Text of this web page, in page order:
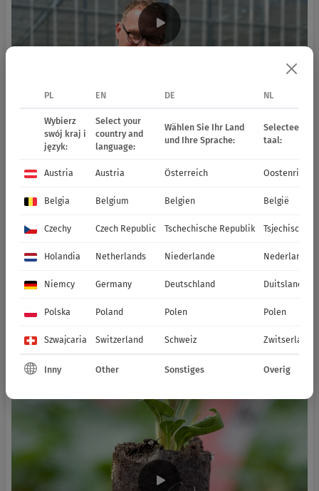
PL EN DE NL
Wybierz
swój kraj i
język:
Select your
country and
language:
Wählen Sie Ihr Land
und Ihre Sprache:
Selecteer uw
taal:
Austria Austria Österreich Oostenrijk
Belgia Belgium Belgien België
Czechy Czech Republic Tschechische Republik Tsjechische
Holandia Netherlands Niederlande Nederland
Niemcy Germany Deutschland Duitsland
Polska Poland Polen Polen
Szwajcaria Switzerland Schweiz Zwitserland
Inny Other Sonstiges Overig